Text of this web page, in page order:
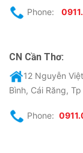
Phone:
CN Cần Thơ:
12 Nguyễn
Bình, Cái Răng,
Phone: